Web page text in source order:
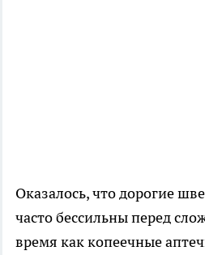
Оказалось, что дорогие
часто бессильны перед
время как копеечные